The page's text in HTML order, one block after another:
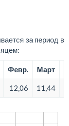
за период в
Февр. Март
12,06 11,44